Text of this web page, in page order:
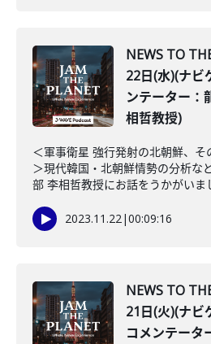
NEWS TO
22日(水)(ナビ
ンテーター：
相哲教授)
＜軍事衛星 強行発射の北朝鮮、そ
＞現代韓国・北朝鮮情勢の分析な
部 李相哲教授にお話をうかがいま
2023.11.22|00:09:16
NEWS TO
21日(火)(ナビ
コメンテータ